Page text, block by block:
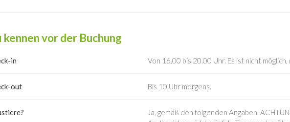
kennen vor der Buchung
in Von 16.00 bis 20.00 Uhr. Es ist nicht
out Bis 10 Uhr morgens.
Ja, gemäß den folgenden Angaben.